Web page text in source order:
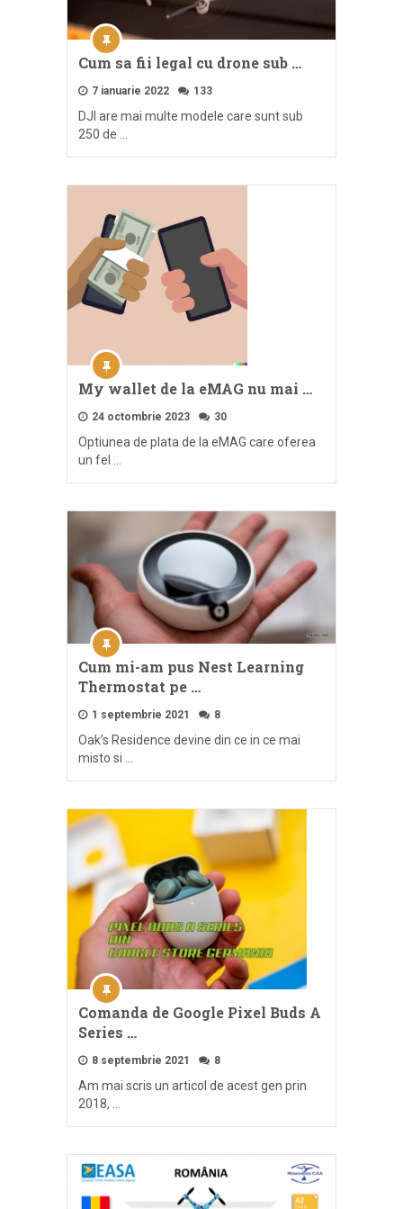
Cum sa fii legal cu drone sub …
7 ianuarie 2022 133
DJI are mai multe modele care sunt sub
250 de …
My wallet de la eMAG nu mai …
24 octombrie 2023 30
Optiunea de plata de la eMAG care oferea
un fel …
Cum mi-am pus Nest Learning
Thermostat pe …
1 septembrie 2021 8
Oak’s Residence devine din ce in ce mai
misto si …
Comanda de Google Pixel Buds A
Series …
8 septembrie 2021 8
Am mai scris un articol de acest gen prin
2018, …